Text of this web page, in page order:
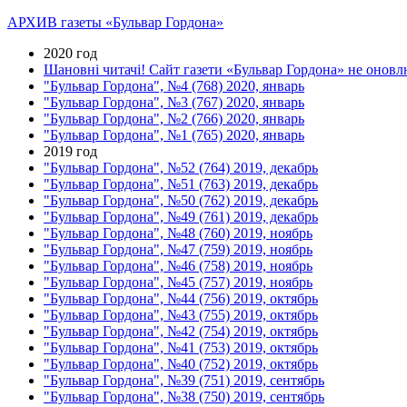
АРХИВ газеты «Бульвар Гордона»
2020 год
Шановні читачі! Сайт газети «Бульвар Гордона» не
"Бульвар Гордона", №4 (768) 2020, январь
"Бульвар Гордона", №3 (767) 2020, январь
"Бульвар Гордона", №2 (766) 2020, январь
"Бульвар Гордона", №1 (765) 2020, январь
2019 год
"Бульвар Гордона", №52 (764) 2019, декабрь
"Бульвар Гордона", №51 (763) 2019, декабрь
"Бульвар Гордона", №50 (762) 2019, декабрь
"Бульвар Гордона", №49 (761) 2019, декабрь
"Бульвар Гордона", №48 (760) 2019, ноябрь
"Бульвар Гордона", №47 (759) 2019, ноябрь
"Бульвар Гордона", №46 (758) 2019, ноябрь
"Бульвар Гордона", №45 (757) 2019, ноябрь
"Бульвар Гордона", №44 (756) 2019, октябрь
"Бульвар Гордона", №43 (755) 2019, октябрь
"Бульвар Гордона", №42 (754) 2019, октябрь
"Бульвар Гордона", №41 (753) 2019, октябрь
"Бульвар Гордона", №40 (752) 2019, октябрь
"Бульвар Гордона", №39 (751) 2019, сентябрь
"Бульвар Гордона", №38 (750) 2019, сентябрь